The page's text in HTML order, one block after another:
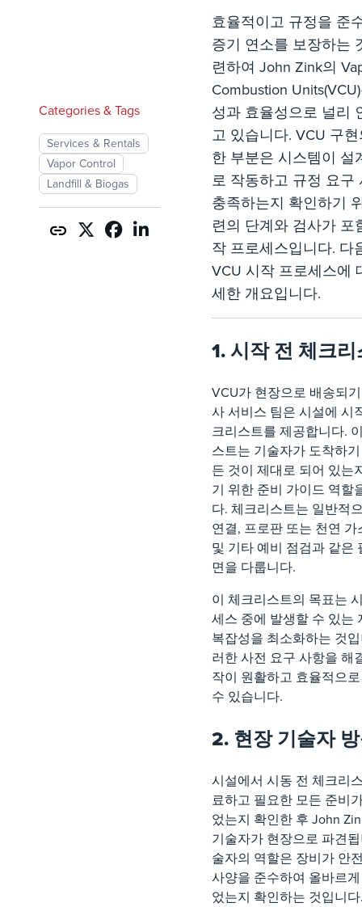
Categories & Tags
Services & Rentals
Vapor Control
Landfill & Biogas
효율적이고 규정을 준
증기 연소를 보장하는
련하여 John Zink의
Combustion
성과 효율성으로 널리
고 있습니다. VCU 구
한 부분은 시스템이 설
로 작동하고 규정 요구
충족하는지 확인하기
련의 단계와 검사가 포
작 프로세스입니다. 다
VCU 시작 프로세스에
세한 개요입니다.
1. 시작 전 체크
VCU가 현장으로 배송되
사 서비스 팀은 시설에 시
크리스트를 제공합니다.
스트는 기술자가 도착하
든 것이 제대로 되어 있는
기 위한 준비 가이드 역할
다. 체크리스트는 일반적
연결, 프로판 또는 천연 가
및 기타 예비 점검과 같은
면을 다룹니다.
이 체크리스트의 목표는
세스 중에 발생할 수 있는
복잡성을 최소화하는 것
러한 사전 요구 사항을 해
작이 원활하고 효율적으
수 있습니다.
2. 현장 기술자
시설에서 시동 전 체크리
료하고 필요한 모든 준비
었는지 확인한 후 John
기술자가 현장으로 파견
술자의 역할은 장비가 안
사양을 준수하여 올바르
었는지 확인하는 것입니